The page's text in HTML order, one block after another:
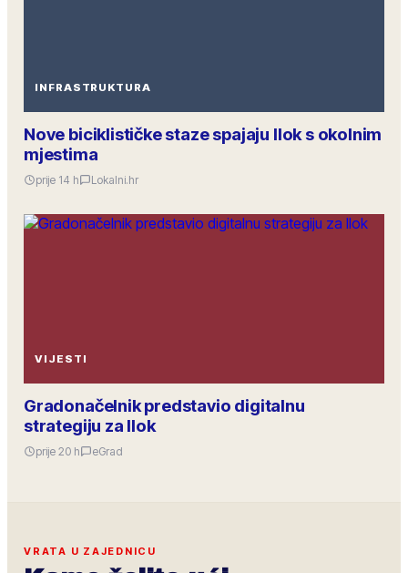
INFRASTRUKTURA
Nove biciklističke staze spajaju Ilok s okolnim
mjestima
prije 14 h Lokalni.hr
VIJESTI
Gradonačelnik predstavio digitalnu
strategiju za Ilok
prije 20 h eGrad
VRATA U ZAJEDNICU